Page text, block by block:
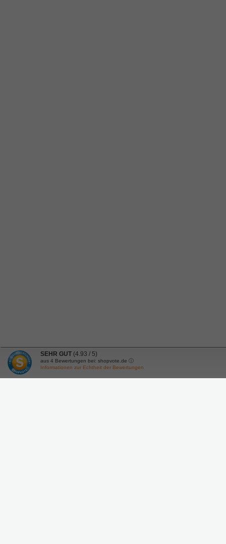
SEHR GUT (4.93 / 5)
aus 4 Bewertungen bei: shopvote.de ⓘ
Informationen zur Echtheit der Bewertungen